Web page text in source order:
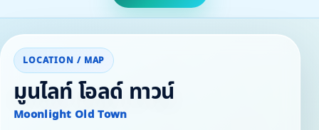
LOCATION / MAP
มูนไลท์ โอลด์ ทาวน์
Moonlight Old Town